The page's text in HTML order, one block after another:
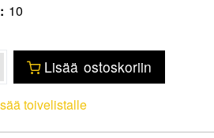
10
Lisää ostoskoriin
toivelistalle